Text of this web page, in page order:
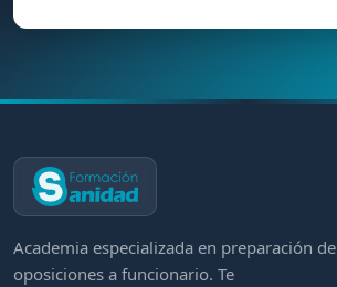
Academia especializada en preparación de
oposiciones a funcionario. Te